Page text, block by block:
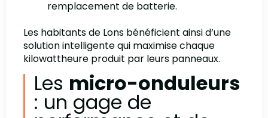
remplacement de batterie.
Les habitants de Lons bénéficient ainsi d’une
solution intelligente qui maximise chaque
kilowattheure produit par leurs panneaux.
Les micro-onduleurs
: un gage de